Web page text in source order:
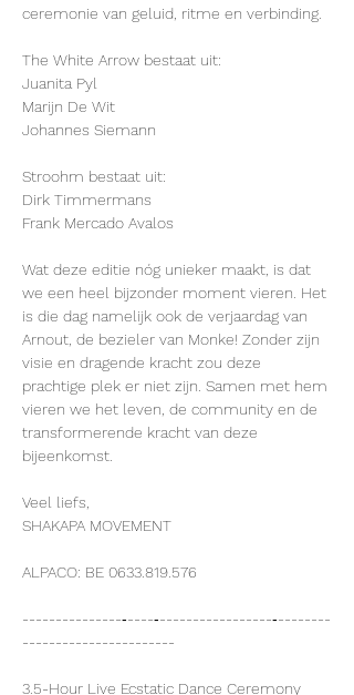
ceremonie van geluid, ritme en verbinding.
The White Arrow bestaat uit:
Juanita Pyl
Marijn De Wit
Johannes Siemann
Stroohm bestaat uit:
Dirk Timmermans
Frank Mercado Avalos
Wat deze editie nóg unieker maakt, is dat
we een heel bijzonder moment vieren. Het
is die dag namelijk ook de verjaardag van
Arnout, de bezieler van Monke! Zonder zijn
visie en dragende kracht zou deze
prachtige plek er niet zijn. Samen met hem
vieren we het leven, de community en de
transformerende kracht van deze
bijeenkomst.
Veel liefs,
SHAKAPA MOVEMENT
ALPACO: BE 0633.819.576
---------------‐----‐-----------------‐--------
-----------------------
3.5-Hour Live Ecstatic Dance Ceremony